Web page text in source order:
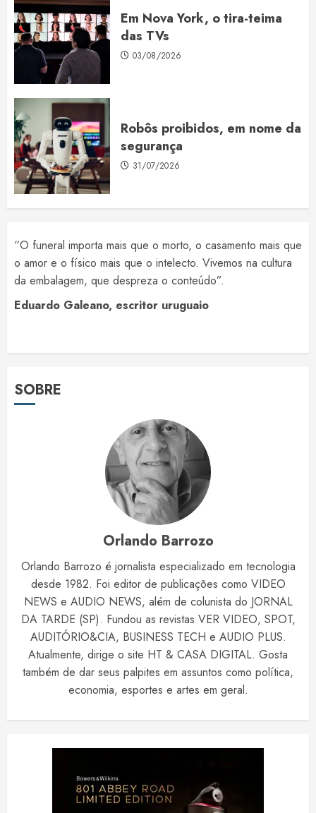
Em Nova York, o tira-teima
das TVs
03/08/2026
Robôs proibidos, em nome da
segurança
31/07/2026
“O funeral importa mais que o morto, o casamento mais que
o amor e o físico mais que o intelecto. Vivemos na cultura
da embalagem, que despreza o conteúdo”.
Eduardo Galeano, escritor uruguaio
SOBRE
Orlando Barrozo
Orlando Barrozo é jornalista especializado em tecnologia
desde 1982. Foi editor de publicações como VIDEO
NEWS e AUDIO NEWS, além de colunista do JORNAL
DA TARDE (SP). Fundou as revistas VER VIDEO, SPOT,
AUDITÓRIO&CIA, BUSINESS TECH e AUDIO PLUS.
Atualmente, dirige o site HT & CASA DIGITAL. Gosta
também de dar seus palpites em assuntos como política,
economia, esportes e artes em geral.